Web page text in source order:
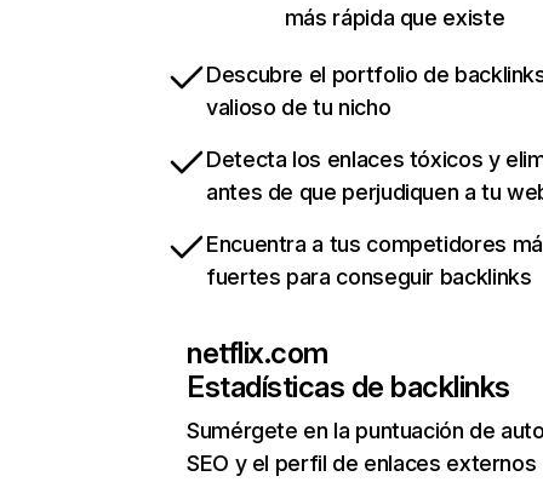
más rápida que existe
Descubre el portfolio de
valioso de tu nicho
Detecta los enlaces tóxicos y
antes de que perjudiquen a tu
Encuentra a tus competidores
fuertes para conseguir backlinks
netflix.com
Estadísticas de backlinks
Sumérgete en la puntuación de
SEO y el perfil de enlaces externos